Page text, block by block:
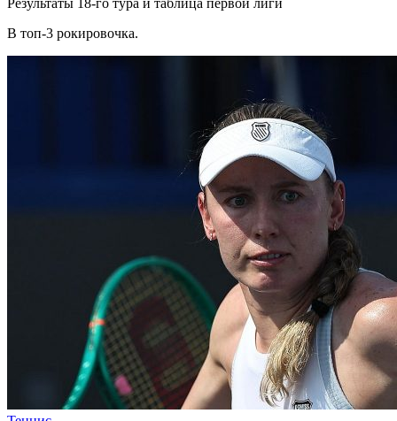
Результаты 18-го тура и таблица первой лиги
В топ-3 рокировочка.